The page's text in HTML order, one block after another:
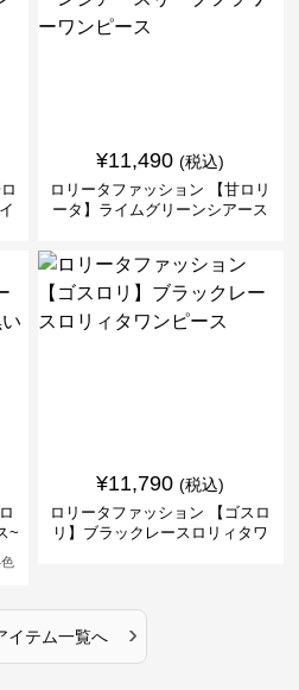
¥11,490 (税込)
ロリータファッション 【甘ロリ
ータ】ライムグリーンシアース
~
色
¥11,790 (税込)
ロリータファッション 【ゴスロ
リ】ブラックレースロリィタワ
イテム一覧へ ›